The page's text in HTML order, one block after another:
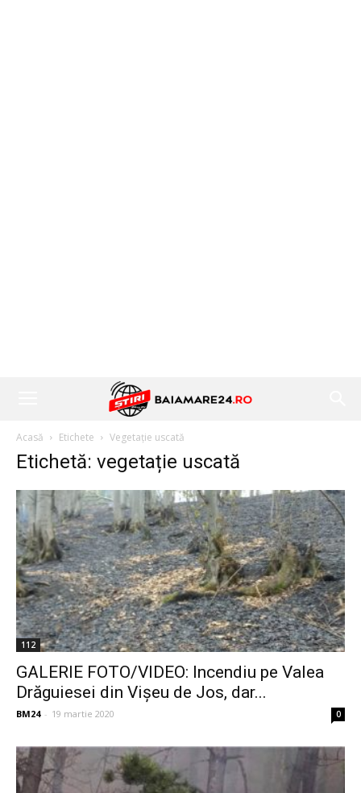
Acasă Etichete Vegetație uscată
Etichetă: vegetație uscată
112
GALERIE FOTO/VIDEO: Incendiu pe Valea
Drăguiesei din Vișeu de Jos, dar...
BM24 - 19 martie 2020 0